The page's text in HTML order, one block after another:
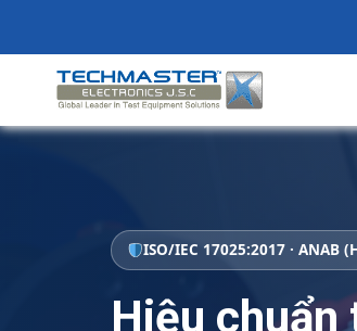
content
ISO/IEC 17025:2017 · ANAB
Hiệu